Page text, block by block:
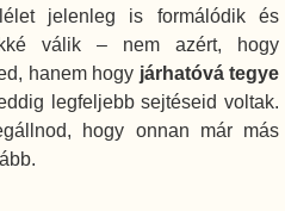
jelenleg is formálódik és
válik – nem azért, hogy
hanem hogy járhatóvá tegye
legfeljebb sejtéseid voltak.
hogy onnan már más